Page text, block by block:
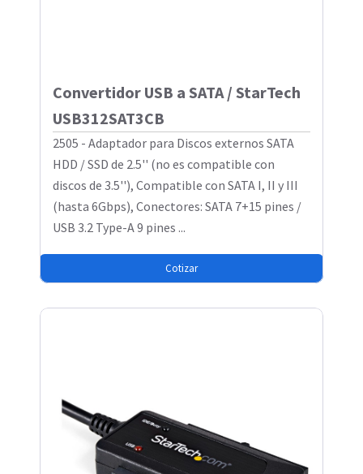
Convertidor USB a SATA / StarTech
USB312SAT3CB
2505 - Adaptador para Discos externos SATA
HDD / SSD de 2.5'' (no es compatible con
discos de 3.5''), Compatible con SATA I, II y III
(hasta 6Gbps), Conectores: SATA 7+15 pines /
USB 3.2 Type-A 9 pines ...
Cotizar